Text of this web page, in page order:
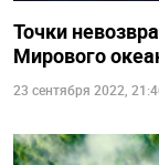
Точки
Мирового
23 сентября 2022,